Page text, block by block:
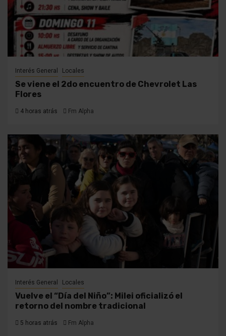
Interés General Locales
Se viene el 2do encuentro de Chevrolet Las
Flores
4 horas atrás Fm Alpha
Interés General Locales
Vuelve el “Día del Niño”: Milei oficializó el
retorno del nombre tradicional
5 horas atrás Fm Alpha